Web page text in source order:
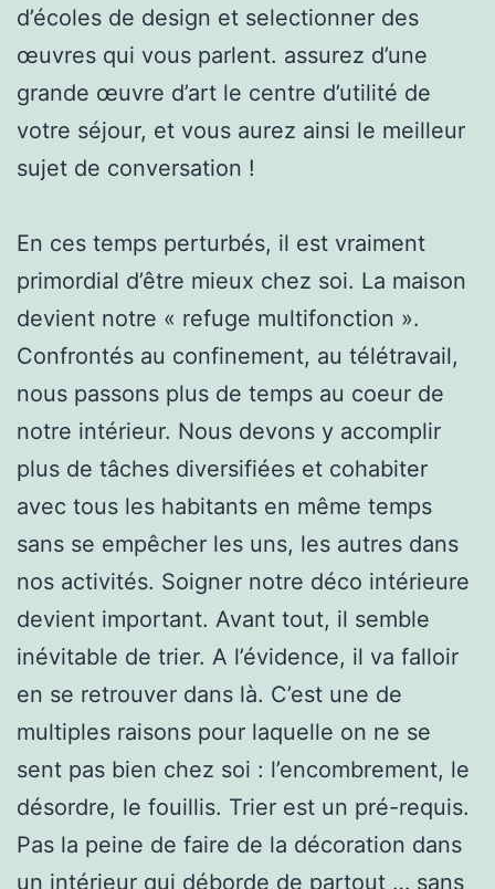
d’écoles de design et selectionner des
œuvres qui vous parlent. assurez d’une
grande œuvre d’art le centre d’utilité de
votre séjour, et vous aurez ainsi le meilleur
sujet de conversation !
En ces temps perturbés, il est vraiment
primordial d’être mieux chez soi. La maison
devient notre « refuge multifonction ».
Confrontés au confinement, au télétravail,
nous passons plus de temps au coeur de
notre intérieur. Nous devons y accomplir
plus de tâches diversifiées et cohabiter
avec tous les habitants en même temps
sans se empêcher les uns, les autres dans
nos activités. Soigner notre déco intérieure
devient important. Avant tout, il semble
inévitable de trier. A l’évidence, il va falloir
en se retrouver dans là. C’est une de
multiples raisons pour laquelle on ne se
sent pas bien chez soi : l’encombrement, le
désordre, le fouillis. Trier est un pré-requis.
Pas la peine de faire de la décoration dans
un intérieur qui déborde de partout … sans